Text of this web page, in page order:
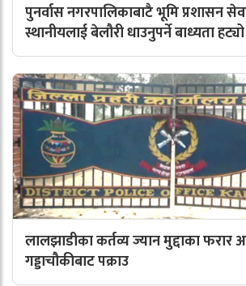
पुनर्वास नगरपालिकाबाटै भूमि प्रशासन
स्थानीयलाई बेलौरी धाउनुपर्ने बाध्यता हट्यो
लालझाडीका कर्तव्य ज्यान मुद्दाका फरार
गड्डाचौकीबाट पक्राउ